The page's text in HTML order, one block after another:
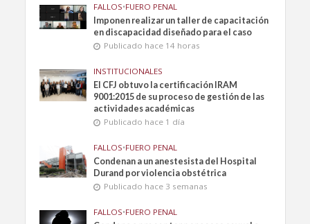
FALLOS•FUERO PENAL
Imponen realizar un taller de capacitación
en discapacidad diseñado para el caso
Publicado hace 14 horas
INSTITUCIONALES
El CFJ obtuvo la certificación IRAM
9001:2015 de su proceso de gestión de las
actividades académicas
Publicado hace 1 día
FALLOS•FUERO PENAL
Condenan a un anestesista del Hospital
Durand por violencia obstétrica
Publicado hace 3 semanas
FALLOS•FUERO PENAL